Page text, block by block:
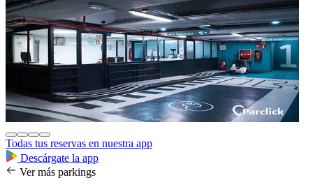
Todas tus reservas en nuestra app
Descárgate la app
Ver más parkings